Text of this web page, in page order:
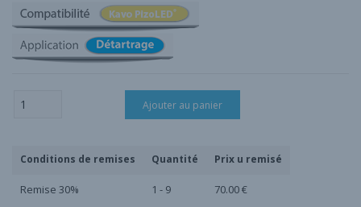
de
Ajouter au panier
Conditions de remises Quantité Prix u remisé
Remise 30% 1 - 9 70.00€